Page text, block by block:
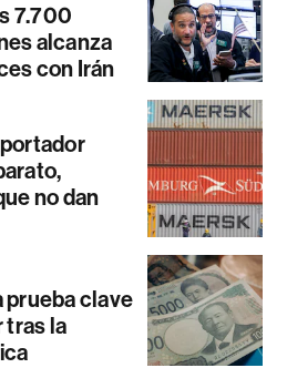
7.700
alcanza
con Irán
no dan
prueba clave
tras la